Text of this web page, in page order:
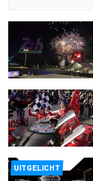
UITGELICHT